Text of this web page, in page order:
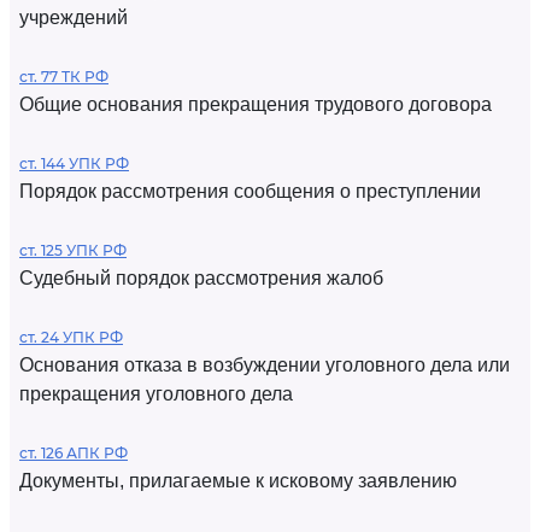
учреждений
ст. 77 ТК РФ
Общие основания прекращения трудового договора
ст. 144 УПК РФ
Порядок рассмотрения сообщения о преступлении
ст. 125 УПК РФ
Судебный порядок рассмотрения жалоб
ст. 24 УПК РФ
Основания отказа в возбуждении уголовного дела или
прекращения уголовного дела
ст. 126 АПК РФ
Документы, прилагаемые к исковому заявлению